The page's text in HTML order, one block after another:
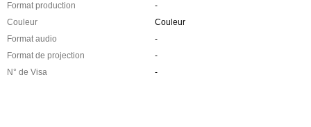
Format production
-
Couleur
Couleur
Format audio
-
Format de projection
-
N° de Visa
-